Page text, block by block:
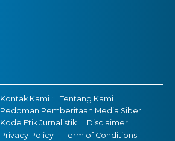
Kontak Kami
Tentang Kami
Pedoman Pemberitaan Media Siber
Kode Etik Jurnalistik
Disclaimer
Privacy Policy
Term of Conditions